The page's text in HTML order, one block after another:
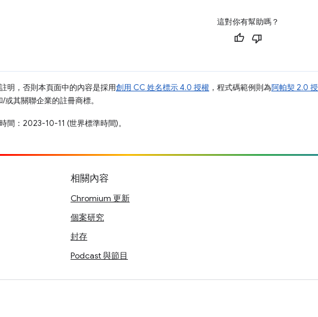
這對你有幫助嗎？
明，否則本頁面中的內容是採用創用 CC 姓名標示 4.0 授權 ，程式碼範例則為阿帕契 2.0
或其關聯企業的註冊商標。
間：2023-10-11 (世界標準時間)。
相關內容
Chromium 更新
個案研究
封存
Podcast 與節目